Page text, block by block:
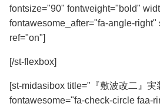
fontsize="90" fontweight="bold"
fontawesome_after="fa-angle-
ref="on"]
[/st-flexbox]
[st-midasibox title="『敷波改二』実
fontawesome="fa-check-circle faa-